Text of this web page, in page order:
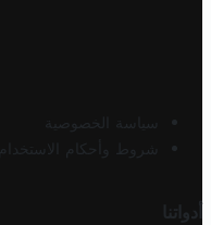
سياسة الخصوصية
شروط وأحكام الاستخدام
أدواتنا